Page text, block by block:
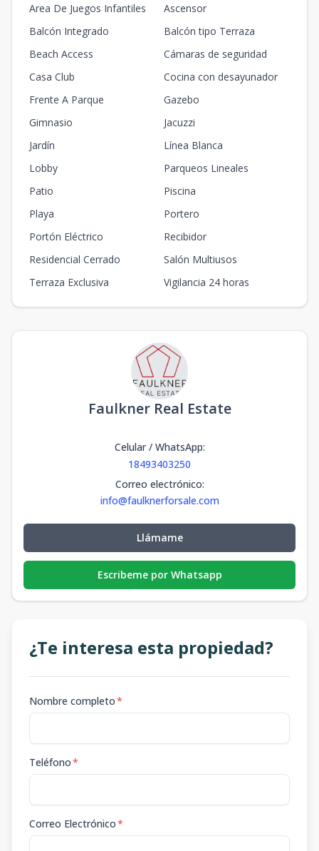
Area De Juegos Infantiles
Ascensor
Balcón Integrado
Balcón tipo Terraza
Beach Access
Cámaras de seguridad
Casa Club
Cocina con desayunador
Frente A Parque
Gazebo
Gimnasio
Jacuzzi
Jardín
Línea Blanca
Lobby
Parqueos Lineales
Patio
Piscina
Playa
Portero
Portón Eléctrico
Recibidor
Residencial Cerrado
Salón Multiusos
Terraza Exclusiva
Vigilancia 24 horas
Faulkner Real Estate
Celular / WhatsApp:
18493403250
Correo electrónico:
info@faulknerforsale.com
Llámame
Escribeme por Whatsapp
¿Te interesa esta propiedad?
Nombre completo*
Teléfono*
Correo Electrónico*